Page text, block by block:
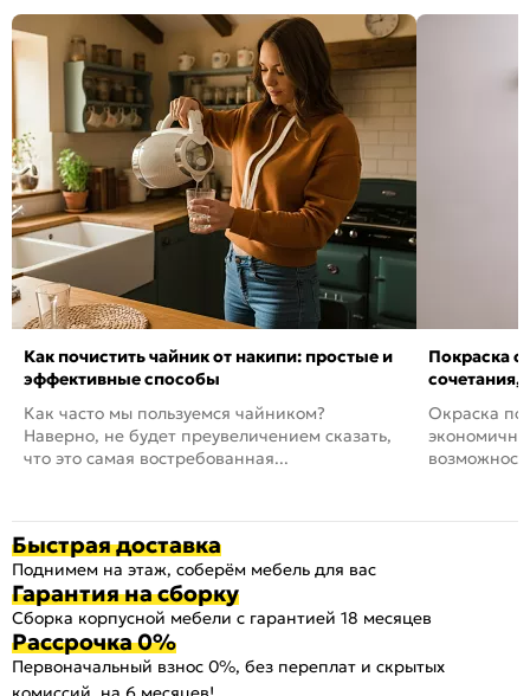
Как почистить чайник от накипи: простые и
эффективные способы
Как часто мы пользуемся чайником?
Наверно, не будет преувеличением сказать,
что это самая востребованная...
Покраска
сочетания,
Окраска
Быстрая доставка
Поднимем на этаж, соберём мебель для вас
Гарантия на сборку
Сборка корпусной мебели с гарантией 18 месяцев
Рассрочка 0%
Первоначальный взнос 0%, без переплат и скрытых